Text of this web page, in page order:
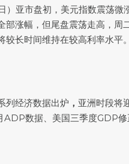
）亚市盘初， 美元指数震荡微
部涨幅，但尾盘震荡走高，周
较长时间维持在较高利率水平
列经济数据出炉 ， 亚洲时段将
ADP数据、美国三季度GDP修